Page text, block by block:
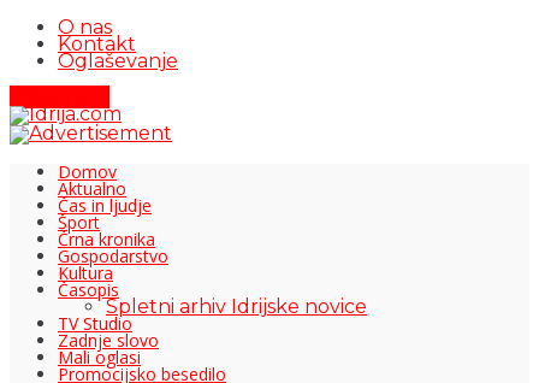
O nas
Kontakt
Oglaševanje
Domov
Aktualno
Čas in ljudje
Šport
Črna kronika
Gospodarstvo
Kultura
Časopis
Spletni arhiv Idrijske novice
TV Studio
Zadnje slovo
Mali oglasi
Promocijsko besedilo